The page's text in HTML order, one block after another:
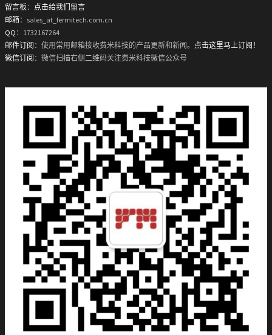
留言板 ： 点击给我们留言
邮箱：sales_at_fermitech.com.cn
QQ ：1732167264
邮件订阅 ：使用常用邮箱接收费米科技的产品更新和新闻。 点击这里马上订阅！
微信订阅 ：微信扫描右侧二维码关注费米科技微信公众号